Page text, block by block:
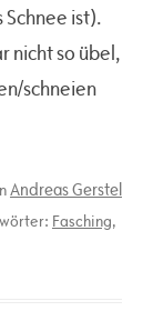
ist).
nicht so übel,
schneien
Andreas Gerstel
Fasching,